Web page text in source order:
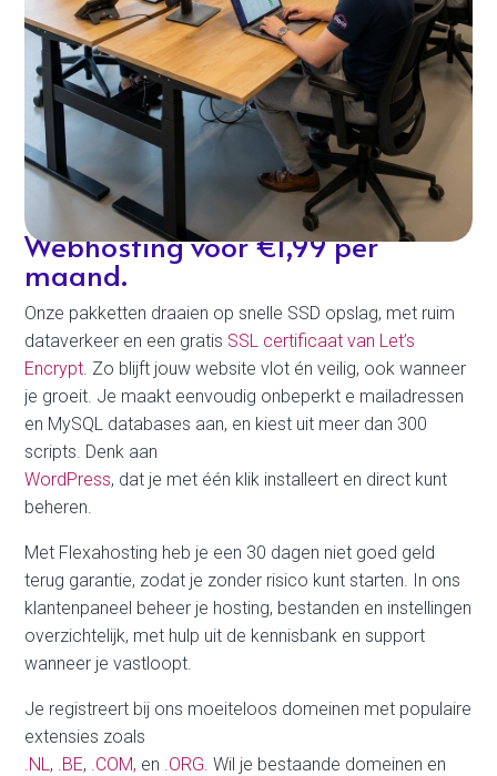
Webhosting voor €1,99 per
maand.
Onze pakketten draaien op snelle SSD opslag, met ruim
dataverkeer en een gratis SSL certificaat van Let’s
Encrypt . Zo blijft jouw website vlot én veilig, ook wanneer
je groeit. Je maakt eenvoudig onbeperkt e mailadressen
en MySQL databases aan, en kiest uit meer dan 300
scripts. Denk aan
WordPress, dat je met één klik installeert en direct kunt
beheren.
Met Flexahosting heb je een 30 dagen niet goed geld
terug garantie, zodat je zonder risico kunt starten. In ons
klantenpaneel beheer je hosting, bestanden en instellingen
overzichtelijk, met hulp uit de kennisbank en support
wanneer je vastloopt.
Je registreert bij ons moeiteloos domeinen met populaire
extensies zoals
.NL , .BE, .COM, en .ORG.Wil je bestaande domeinen en